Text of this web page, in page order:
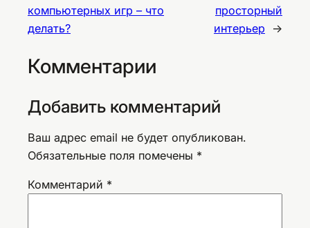
компьютерных игр – что
делать?
просторный
интерьер
→
Комментарии
Добавить комментарий
Ваш адрес email не будет опубликован.
Обязательные поля помечены *
Комментарий *